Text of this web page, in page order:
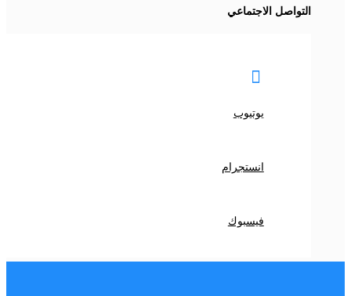
التواصل الاجتماعي

يوتيوب
انستجرام
فيسبوك